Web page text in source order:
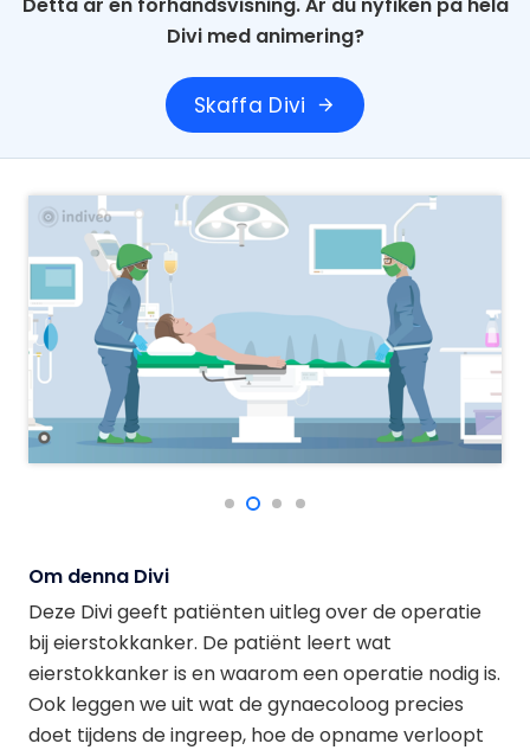
Detta är en förhandsvisning. Är du nyfiken på hela
Divi med animering?
Skaffa Divi arrow_forward
Om denna Divi
Deze Divi geeft patiënten uitleg over de operatie
bij eierstokkanker. De patiënt leert wat
eierstokkanker is en waarom een operatie nodig is.
Ook leggen we uit wat de gynaecoloog precies
doet tijdens de ingreep, hoe de opname verloopt